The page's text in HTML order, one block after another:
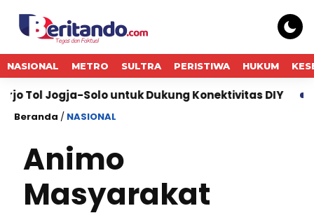
NASIONAL METRO SULTRA PERISTIWA HUKUM
Solo untuk Dukung Konektivitas DIY Bukti
Beranda / NASIONAL
Animo
Masyarakat